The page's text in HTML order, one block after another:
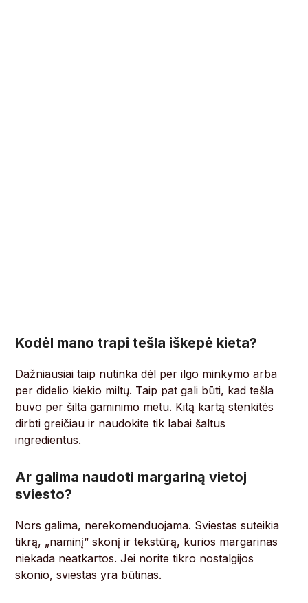
Kodėl mano trapi tešla iškepė kieta?
Dažniausiai taip nutinka dėl per ilgo minkymo arba
per didelio kiekio miltų. Taip pat gali būti, kad tešla
buvo per šilta gaminimo metu. Kitą kartą stenkitės
dirbti greičiau ir naudokite tik labai šaltus
ingredientus.
Ar galima naudoti margariną vietoj
sviesto?
Nors galima, nerekomenduojama. Sviestas suteikia
tikrą, „naminį“ skonį ir tekstūrą, kurios margarinas
niekada neatkartos. Jei norite tikro nostalgijos
skonio, sviestas yra būtinas.